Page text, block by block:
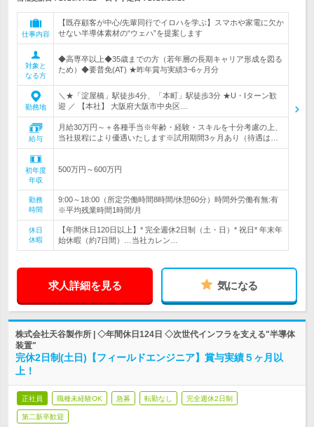
仕事内容
【既存顧客が中心/先輩同行でイロハを学ぶ】スマホや家電に欠か
せない半導体素材の“ウェハ”を提案します
対象と
なる方
◆高専卒以上◆35歳までの方（若年層の長期キャリア形成を図る
ため）◆要普免(AT) ★昨年賞与実績3~6ヶ月分
勤務地
＼★「淀屋橋」駅徒歩4分、「本町」駅徒歩3分 ★U・Iターン歓
迎 ／ 【本社】 大阪府大阪市中央区…
給与
月給30万円～＋各種手当※年齢・経験・スキルを十分考慮の上、
当社規程により優遇いたします※試用期間3ヶ月あり（待遇は…
初年度
年収
500万円～600万円
勤務
時間
9:00～18:00（所定労働時間8時間/休憩60分）時間外労働有無:有
※平均残業時間1時間/月
休日
休暇
【年間休日120日以上】* 完全週休2日制（土・日）* 祝日* 年末年
始休暇（約7日間）…当社カレン…
求人詳細を見る 気になる
株式会社天谷製作所 | ◇年間休日124日 ◇次世代インフラを支える"半導体
装置"
完休2日制(土日)【フィールドエンジニア】賞与実績５ヶ月以
上！
正社員 職種未経験OK 急募 転勤なし 完全週休2日制
第二新卒歓迎